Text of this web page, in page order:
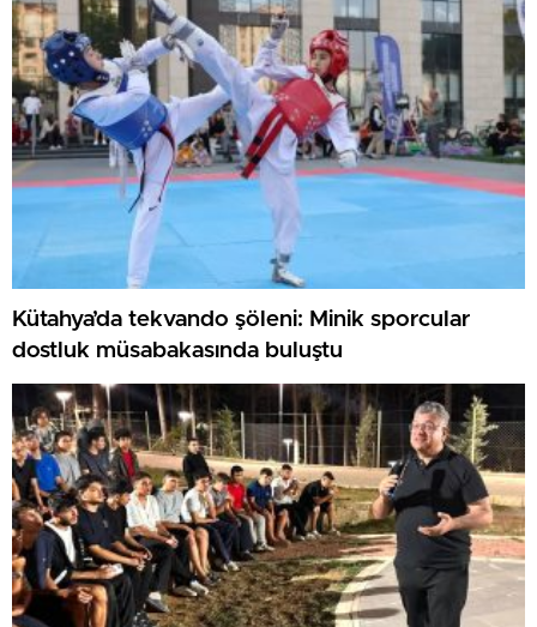
Kütahya’da tekvando şöleni: Minik sporcular
dostluk müsabakasında buluştu